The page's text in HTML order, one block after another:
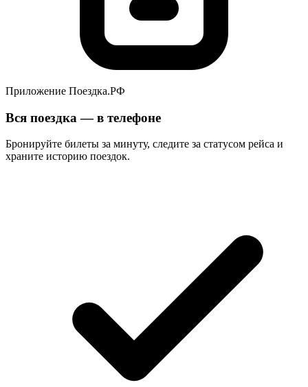
Приложение Поездка.РФ
Вся поездка — в телефоне
Бронируйте билеты за минуту, следите за статусом рейса и
храните историю поездок.